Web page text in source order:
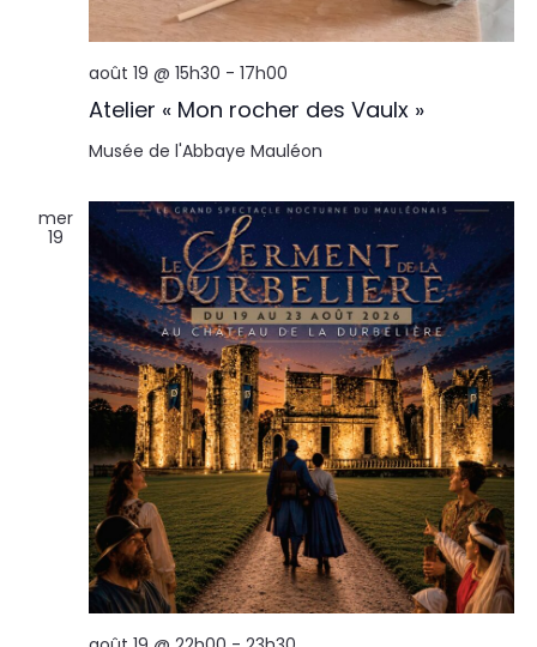
Atelier « Mon rocher des Vaulx »
août 19 @ 15h30 - 17h00
Musée de l'Abbaye Mauléon
mer
19